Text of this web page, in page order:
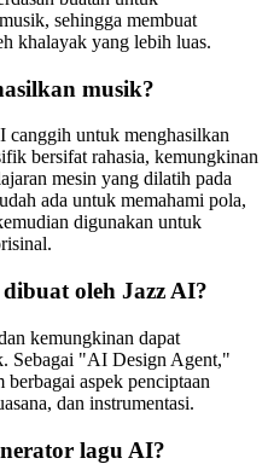
sehingga membuat
khalayak yang lebih luas.
musik?
canggih untuk menghasilkan
bersifat rahasia, kemungkinan
mesin yang dilatih pada
ada untuk memahami pola,
digunakan untuk
oleh Jazz AI?
kemungkinan dapat
Sebagai "AI Design Agent,"
aspek penciptaan
dan instrumentasi.
lagu AI?